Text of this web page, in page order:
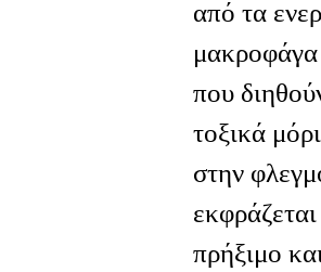
από τα
μακροφάγα
που
τοξικά
στην
πρήξιμο